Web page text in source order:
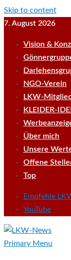
Skip to content
7. August 2026
Vision &
NGO-Verein
LKW-
KLEIDER-
Über mich
Unsere
Offene
Top
Empfehle
YouTube
Primary Menu